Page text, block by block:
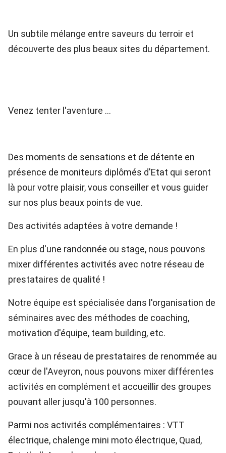
Un subtile mélange entre saveurs du terroir et
découverte des plus beaux sites du département.
Venez tenter l'aventure …
Des moments de sensations et de détente en
présence de moniteurs diplômés d'Etat qui seront
là pour votre plaisir, vous conseiller et vous guider
sur nos plus beaux points de vue.
Des activités adaptées à votre demande !
En plus d'une randonnée ou stage, nous pouvons
mixer différentes activités avec notre réseau de
prestataires de qualité !
Notre équipe est spécialisée dans l'organisation de
séminaires avec des méthodes de coaching,
motivation d'équipe, team building, etc.
Grace à un réseau de prestataires de renommée au
cœur de l'Aveyron, nous pouvons mixer différentes
activités en complément et accueillir des groupes
pouvant aller jusqu'à 100 personnes.
Parmi nos activités complémentaires : VTT
électrique, chalenge mini moto électrique, Quad,